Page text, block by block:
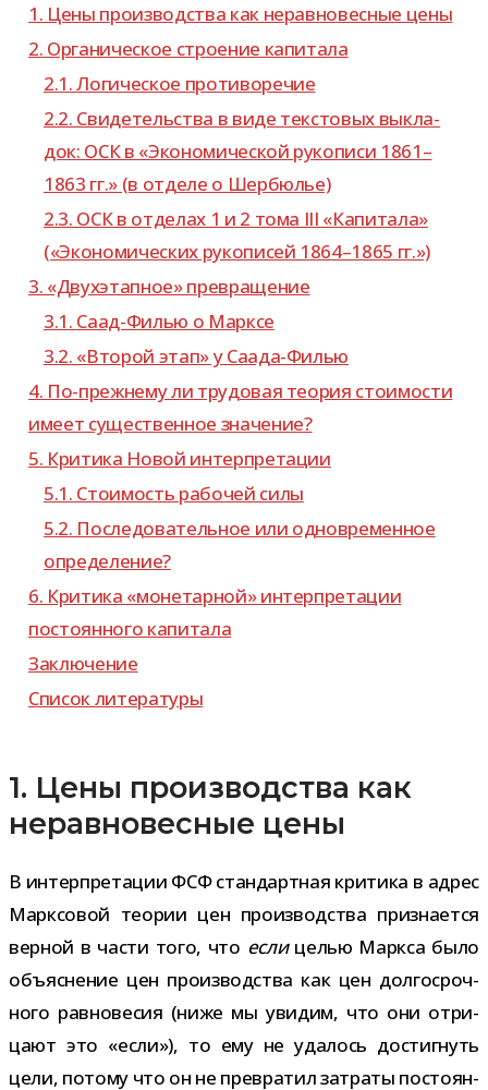
1. Цены про­из­вод­ства как нерав­но­вес­ные цены
2. Органическое стро­е­ние капитала
2.1. Логическое противоречие
2.2. Свидетельства в виде тек­сто­вых выкла­
док: ОСК в «Экономической руко­писи 1861–
1863 гг.» (в отделе о Шербюлье)
2.3. ОСК в отде­лах 1 и 2 тома III «Капитала»
(«Экономических руко­пи­сей 1864–1865 гг.»)
3. «Двухэтапное» превращение
3.1. Саад-​Филью о Марксе
3.2. «Второй этап» у Саада-Филью
4. По-​прежнему ли тру­до­вая тео­рия сто­и­мо­сти
имеет суще­ствен­ное значение?
5. Критика Новой интерпретации
5.1. Стоимость рабо­чей силы
5.2. Последовательное или одно­вре­мен­ное
определение?
6. Критика «моне­тар­ной» интер­пре­та­ции
посто­ян­ного капитала
Заключение
Список лите­ра­туры
1. Цены производства как
неравновесные цены
В интер­пре­та­ции ФСФ стан­дарт­ная кри­тика в адрес
Марксовой тео­рии цен про­из­вод­ства при­зна­ется
вер­ной в части того, что если целью Маркса было
объ­яс­не­ние цен про­из­вод­ства как цен дол­го­сроч­
ного рав­но­ве­сия (ниже мы уви­дим, что они отри­
цают это «если»), то ему не уда­лось достиг­нуть
цели, потому что он не пре­вра­тил затраты посто­ян­